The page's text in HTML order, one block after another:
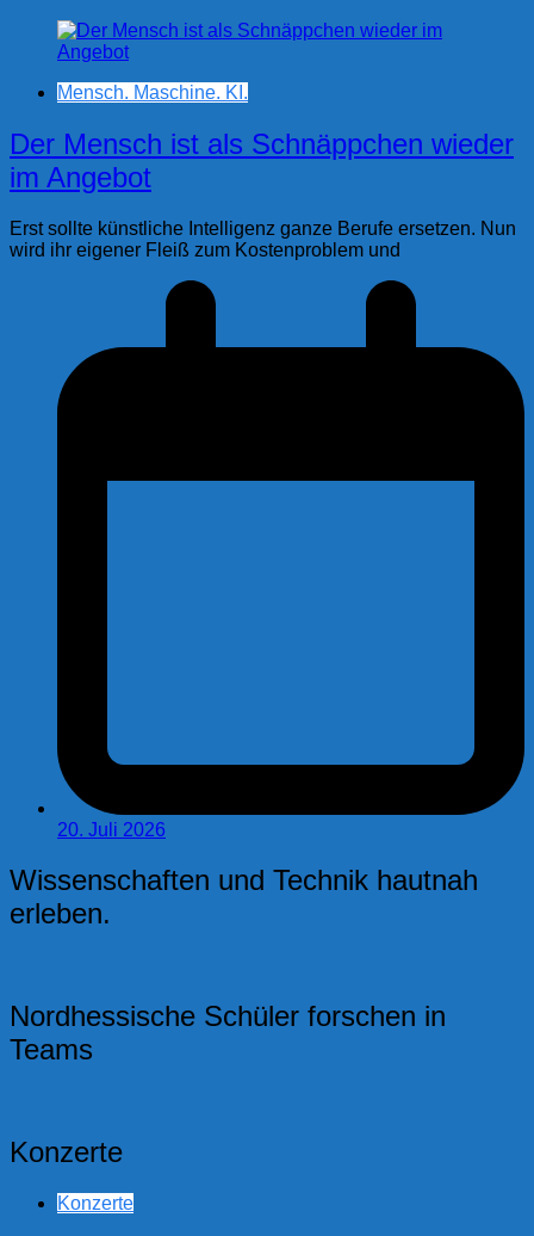
Mensch. Maschine. KI.
Der Mensch ist als Schnäppchen wieder
im Angebot
Erst sollte künstliche Intelligenz ganze Berufe ersetzen. Nun
wird ihr eigener Fleiß zum Kostenproblem und
20. Juli 2026
Wissenschaften und Technik hautnah
erleben.
Nordhessische Schüler forschen in
Teams
Konzerte
Konzerte